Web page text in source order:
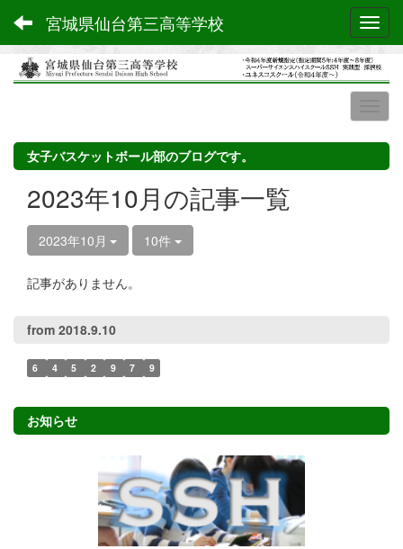
宮城県仙台第三高等学校
女子バスケットボール部のブログです。
2023年10月の記事一覧
2023年10月 10件
記事がありません。
from 2018.9.10
6 4 5 2 9 7 9
お知らせ